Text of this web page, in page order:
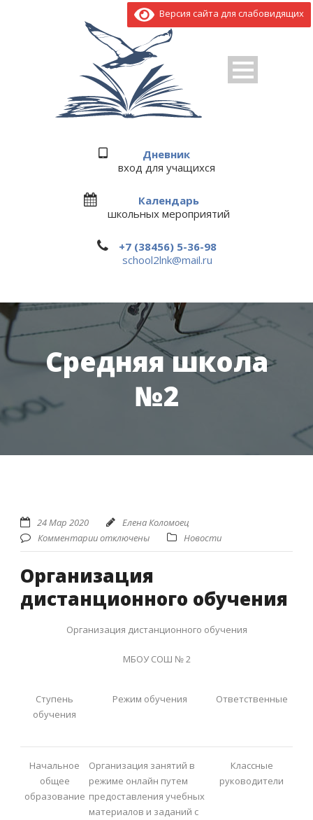
Дневник
вход для учащихся
Календарь
школьных мероприятий
+7 (38456) 5-36-98
school2lnk@mail.ru
Средняя школа
№2
24 Мар 2020
Елена Коломоец
Комментарии отключены
Новости
Организация
дистанционного обучения
Организация дистанционного обучения
МБОУ СОШ № 2
Ступень
обучения
Режим обучения Ответственные
Начальное
общее
образование
Организация занятий в
режиме онлайн путем
предоставления учебных
материалов и заданий с
Классные
руководители
Версия сайта для слабовидящих